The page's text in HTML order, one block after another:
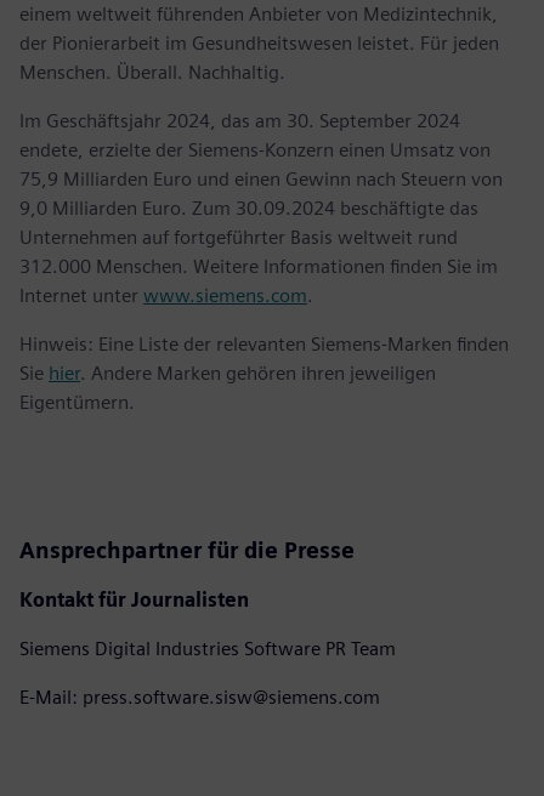
einem weltweit führenden Anbieter von Medizintechnik,
der Pionierarbeit im Gesundheitswesen leistet. Für jeden
Menschen. Überall. Nachhaltig.
Im Geschäftsjahr 2024, das am 30. September 2024
endete, erzielte der Siemens-Konzern einen Umsatz von
75,9 Milliarden Euro und einen Gewinn nach Steuern von
9,0 Milliarden Euro. Zum 30.09.2024 beschäftigte das
Unternehmen auf fortgeführter Basis weltweit rund
312.000 Menschen. Weitere Informationen finden Sie im
Internet unter www.siemens.com.
Hinweis: Eine Liste der relevanten Siemens-Marken finden
Sie hier. Andere Marken gehören ihren jeweiligen
Eigentümern.
Ansprechpartner für die Presse
Kontakt für Journalisten
Siemens Digital Industries Software PR Team
E-Mail: press.software.sisw@siemens.com